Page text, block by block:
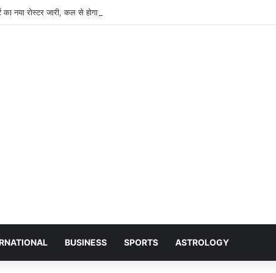
का नया रोस्टर जारी, कल से होगा लागू, CJ सिन्हा की स्पेशल बेंच में जमानत समेत इन मामलों की
BUSINESS SPORTS ASTROLOGY